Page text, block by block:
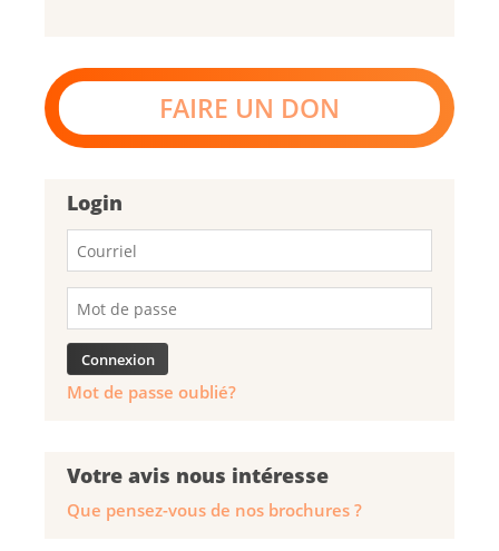
FAIRE UN DON
Login
Mot de passe oublié?
Votre avis nous intéresse
Que pensez-vous de nos brochures ?